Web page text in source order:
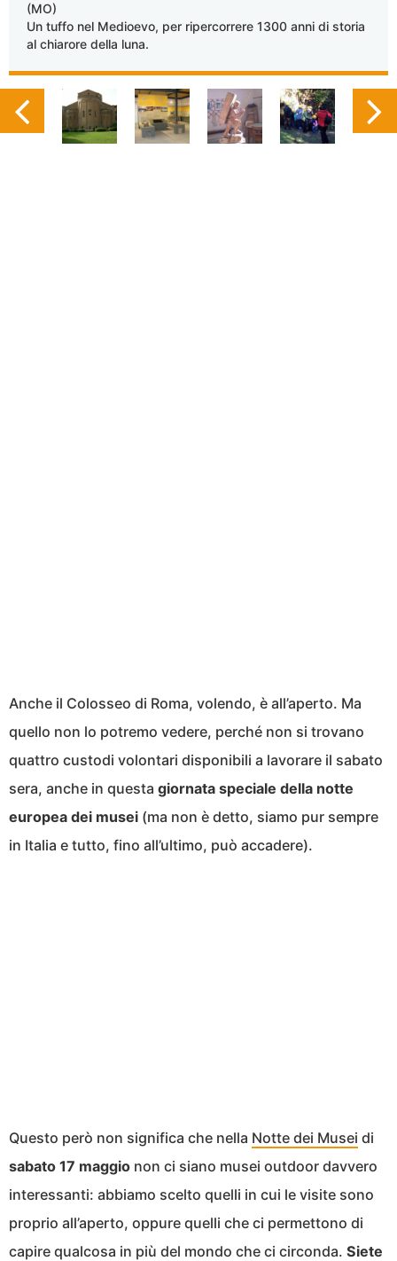
(MO)
Un tuffo nel Medioevo, per ripercorrere 1300 anni di storia
al chiarore della luna.
Anche il Colosseo di Roma, volendo, è all’aperto. Ma
quello non lo potremo vedere, perché non si trovano
quattro custodi volontari disponibili a lavorare il sabato
sera, anche in questa giornata speciale della notte
europea dei musei (ma non è detto, siamo pur sempre
in Italia e tutto, fino all’ultimo, può accadere).
Questo però non significa che nella Notte dei Musei di
sabato 17 maggio non ci siano musei outdoor davvero
interessanti: abbiamo scelto quelli in cui le visite sono
proprio all’aperto, oppure quelli che ci permettono di
capire qualcosa in più del mondo che ci circonda. Siete